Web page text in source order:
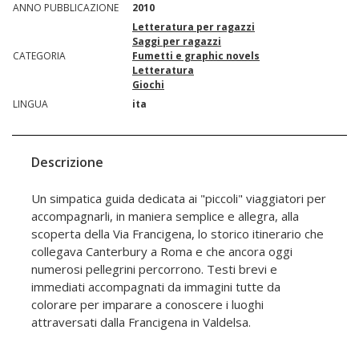
ANNO PUBBLICAZIONE
2010
CATEGORIA
Letteratura per ragazzi
Saggi per ragazzi
Fumetti e graphic novels
Letteratura
Giochi
LINGUA
ita
Descrizione
Un simpatica guida dedicata ai "piccoli" viaggiatori per
accompagnarli, in maniera semplice e allegra, alla
scoperta della Via Francigena, lo storico itinerario che
collegava Canterbury a Roma e che ancora oggi
numerosi pellegrini percorrono. Testi brevi e
immediati accompagnati da immagini tutte da
colorare per imparare a conoscere i luoghi
attraversati dalla Francigena in Valdelsa.